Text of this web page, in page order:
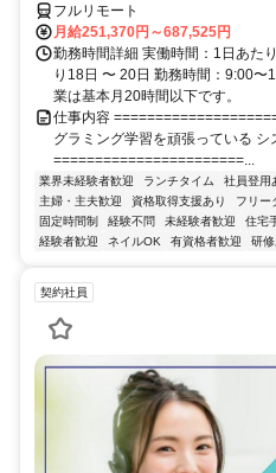
フルリモート
月給251,370円～687,525円
勤務時間詳細 実働時間：1日あた
り18日 〜 20日 勤務時間：9:00
業は基本月20時間以下です。
仕事内容
グラミング学習を頑張っている シ
=======================...
業界未経験者歓迎 ランチタイム 社員登用
主婦・主夫歓迎
資格取得支援あり フリー
固定時間制
経験不問 未経験者歓迎 住宅
経験者歓迎
ネイルOK 有資格者歓迎 研修
契約社員